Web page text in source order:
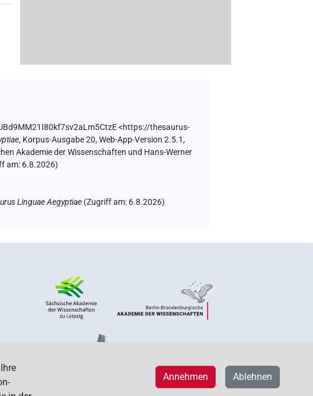
<https://thesaurus-
, Korpus-Ausgabe 20, Web-App-Version 2.5.1,
Akademie der Wissenschaften und Hans-Werner
am: 6.8.2026)
Linguae Aegyptiae (Zugriff am: 6.8.2026)
Ablehnen
Annehmen